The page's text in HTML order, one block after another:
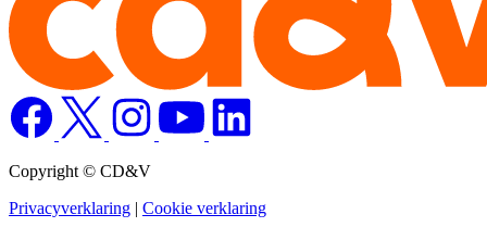
Copyright © CD&V
Privacyverklaring | Cookie verklaring